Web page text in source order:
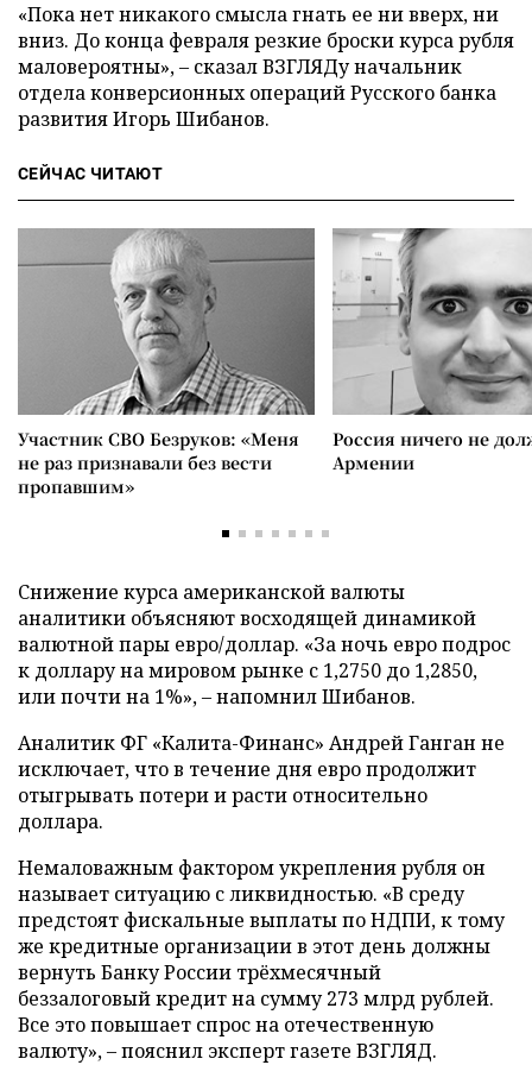
«Пока нет никакого смысла гнать ее ни вверх, ни
вниз. До конца февраля резкие броски курса рубля
маловероятны», – сказал ВЗГЛЯДу начальник
отдела конверсионных операций Русского банка
развития Игорь Шибанов.
СЕЙЧАС ЧИТАЮТ
Участник СВО Безруков: «Меня
не раз признавали без вести
пропавшим»
Россия ничего не
Армении
Снижение курса американской валюты
аналитики объясняют восходящей динамикой
валютной пары евро/доллар. «За ночь евро подрос
к доллару на мировом рынке с 1,2750 до 1,2850,
или почти на 1%», – напомнил Шибанов.
Аналитик ФГ «Калита-Финанс» Андрей Ганган не
исключает, что в течение дня евро продолжит
отыгрывать потери и расти относительно
доллара.
Немаловажным фактором укрепления рубля он
называет ситуацию с ликвидностью. «В среду
предстоят фискальные выплаты по НДПИ, к тому
же кредитные организации в этот день должны
вернуть Банку России трёхмесячный
беззалоговый кредит на сумму 273 млрд рублей.
Все это повышает спрос на отечественную
валюту», – пояснил эксперт газете ВЗГЛЯД.